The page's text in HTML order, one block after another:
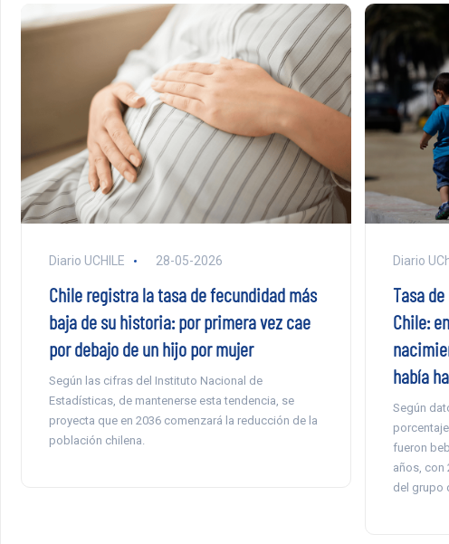
Diario UCHILE 28-05-2026
Chile registra la tasa de fecundidad más
baja de su historia: por primera vez cae
por debajo de un hijo por mujer
Según las cifras del Instituto Nacional de
Estadísticas, de mantenerse esta tendencia, se
proyecta que en 2036 comenzará la reducción de la
población chilena.
Diario
Tasa
Chile:
había
Según
fueron
años, con
del grupo